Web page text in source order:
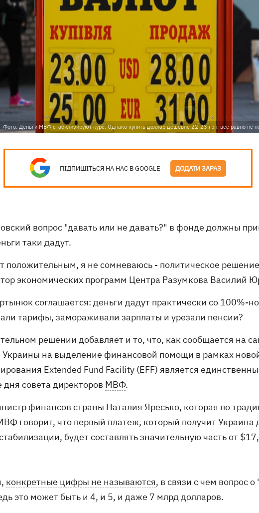
Фото: Деньги МВФ стабилизируют курс. Однако купить доллар дешевле 22-23 грн. все равно не
ПІДПИШІТЬСЯ НА НАС В GOOGLE ДОДАТИ ЗАРАЗ
вопрос "давать или не давать?" в фонде должны
таки дадут.
положительным, я не сомневаюсь - политическое
экономических программ Центра Разумкова Василий
соглашается: деньги дадут практически со 100%-
тарифы, замораживали зарплаты и урезали пенсии?
решении добавляет и то, что, как сообщается на
Украины на выделение финансовой помощи в рамках
Extended Fund Facility (EFF) является
совета директоров МВФ.
финансов страны Наталия Яресько, которая по
говорит, что первый платеж, который получит Украина
будет составлять значительную часть от
конкретные цифры не называются, в связи с чем вопрос
это может быть и 4, и 5, и даже 7 млрд долларов.